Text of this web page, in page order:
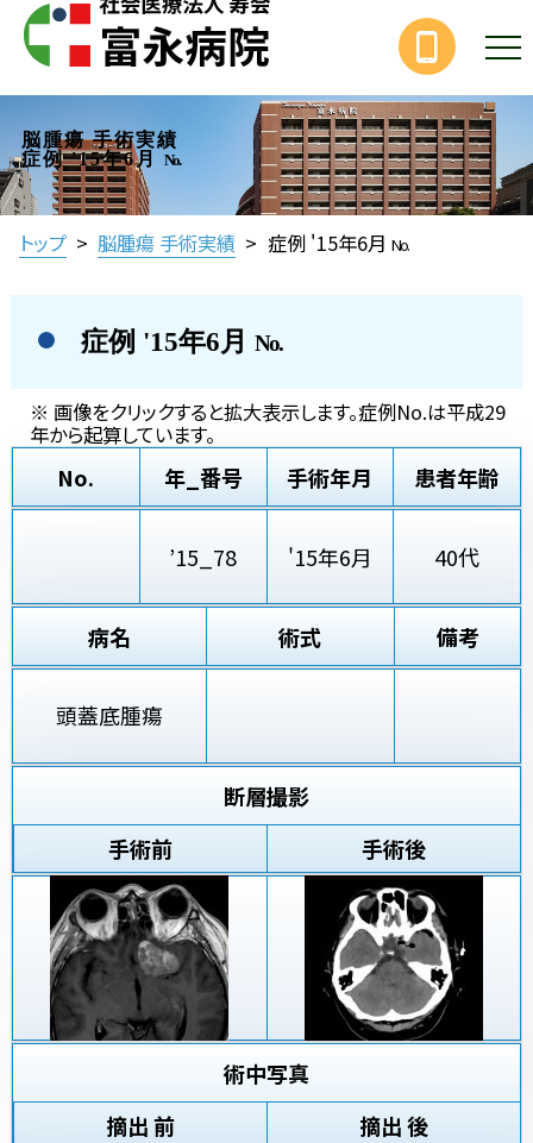
脳腫瘍 手術実績
症例 '15年6月
No.
トップ > 脳腫瘍 手術実績 > 症例 '15年6月 No.
症例 '15年6月 No.
※ 画像をクリックすると拡大表示します。症例No.は平成29
年から起算しています。
No. 年_番号 手術年月 患者年齢
’15_78 '15年6月 40代
病名 術式 備考
頭蓋底腫瘍
断層撮影
手術前
手術後
術中写真
摘出 前
摘出 後